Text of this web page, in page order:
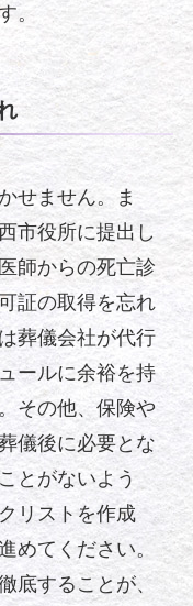
。
せません。ま
市役所に提出し
師からの死亡診
証の取得を忘れ
葬儀会社が代行
ールに余裕を持
その他、保険や
儀後に必要とな
とがないよう
リストを作成
めてください。
底することが、